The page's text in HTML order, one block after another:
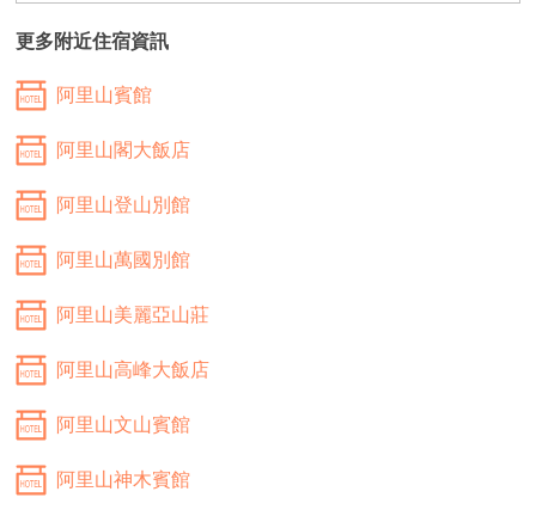
更多附近住宿資訊
阿里山賓館
阿里山閣大飯店
阿里山登山別館
阿里山萬國別館
阿里山美麗亞山莊
阿里山高峰大飯店
阿里山文山賓館
阿里山神木賓館